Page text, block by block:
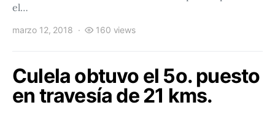
el…
marzo 12, 2018 160 views
Culela obtuvo el 5o. puesto
en travesía de 21 kms.